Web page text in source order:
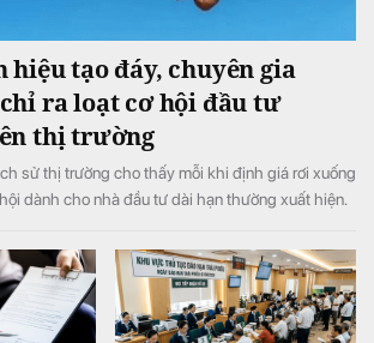
tạo đáy, chuyên gia
ra loạt cơ hội đầu tư
thị trường
sử thị trường cho thấy mỗi khi định giá rơi xuống
dành cho nhà đầu tư dài hạn thường xuất hiện.